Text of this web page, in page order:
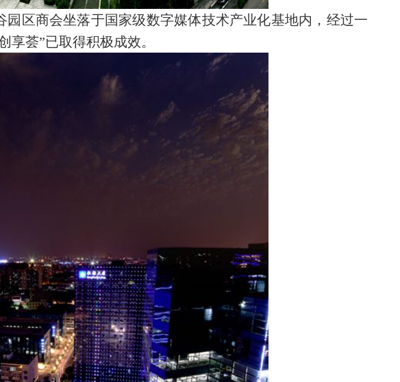
园区商会坐落于国家级数字媒体技术产业化基地内，经过一
荟”已取得积极成效。